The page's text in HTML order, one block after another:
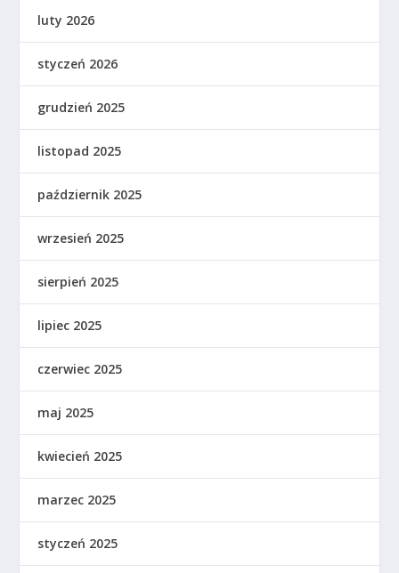
luty 2026
styczeń 2026
grudzień 2025
listopad 2025
październik 2025
wrzesień 2025
sierpień 2025
lipiec 2025
czerwiec 2025
maj 2025
kwiecień 2025
marzec 2025
styczeń 2025